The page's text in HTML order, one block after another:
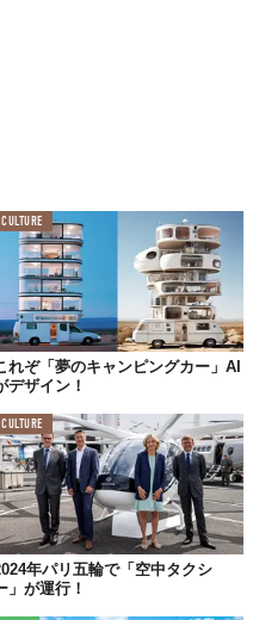
たという。
と見ていたい——。
」が誕生した。
ビーチを楽しめるようにな
©2023 Deming Designs Inc.
CULTURE
れぞ「夢のキャンピングカー」AI
デザイン！
CULTURE
年パリ五輪で「空中タクシ
」が運行！